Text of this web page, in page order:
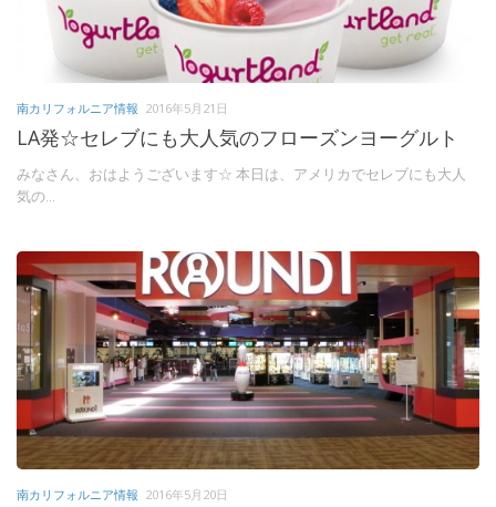
南カリフォルニア情報 2016年5月21日
LA発☆セレブにも大人気のフローズンヨーグルト
みなさん、おはようございます☆ 本日は、アメリカでセレブにも大人
気の...
南カリフォルニア情報 2016年5月20日